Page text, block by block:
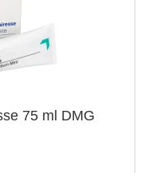
75 ml DMG